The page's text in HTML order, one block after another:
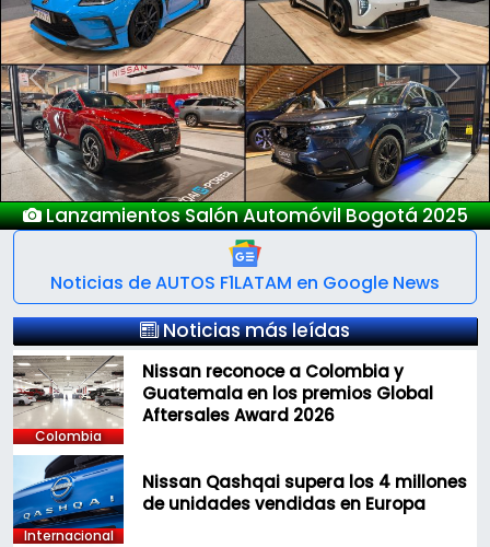
Salón Automóvil Bogotá 2025
Previous Next
Noticias de AUTOS F1LATAM en Google News
Noticias más leídas
Colombia
Nissan reconoce a Colombia y
Guatemala en los premios Global
Aftersales Award 2026
Internacional
Nissan Qashqai supera los 4 millones
de unidades vendidas en Europa